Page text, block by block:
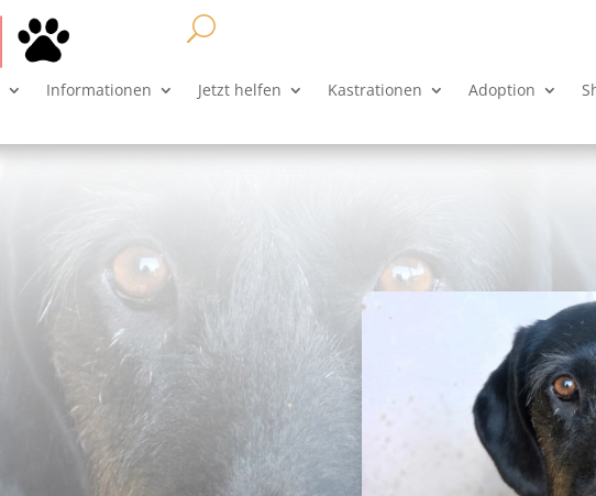
Informationen Jetzt helfen Kastrationen Adoption